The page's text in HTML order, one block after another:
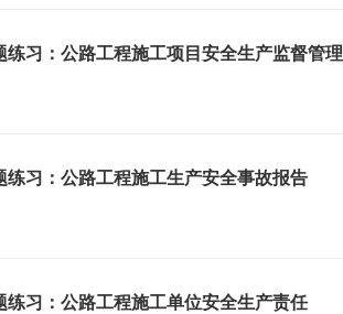
练习：公路工程施工项目安全生产监督管理
练习：公路工程施工生产安全事故报告
练习：公路工程施工单位安全生产责任